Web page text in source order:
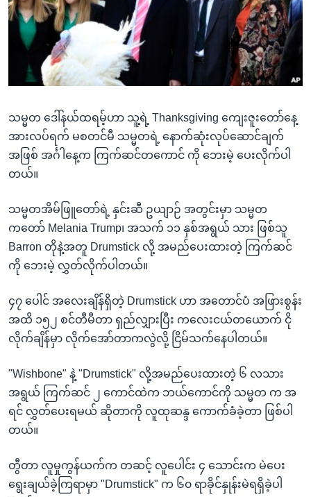
အ
ညွန်း
စာမျက်နှာ
ကျော်
ရန်
ရှာဖွေ
ရန်
နေရာ
ကျော်
ရန်
သုတပဒေသာ အင်္ဂလိပ်စာ
Learning English
ဗွီအိုအေ လူမှုကွန်ယက်များ
ဘာသာစကားများ
သမ္မတ ဒေါ်နယ်ထရမ့်ဟာ သူ့ရဲ့ Thanksgiving ကျေးဇူးတော်နေ့
အားလပ်ရက် မစတင်မီ သမ္မတရဲ့ နောက်ဆုံးလုပ်ဆောင်ချက်
အဖြစ် အင်္ဂါနေ့က ကြက်ဆင်တကောင် ကို ဘေးမဲ့ ပေးလိုက်ပါ
တယ်။
သမ္မတအိမ်ဖြူတော်ရဲ့ နှင်းဆီ ဥယျာဉ် အတွင်းမှာ သမ္မတ
ကတော် Melania Trump၊ အသက် ၁၁ နှစ်အရွယ် သား ဖြစ်သူ
Barron တိုနဲ့အတူ Drumstick လို့ အမည်ပေးထားတဲ့ ကြက်ဆင်
ကို ဘေးမဲ့ လွှတ်လိုက်ပါတယ်။
၄၇ ပေါင် အလေးချိန်ရှိတဲ့ Drumstick ဟာ အတောင်ပံ အဖြားစွန်း
အထိ ၁၅၂ စင်တီမီတာ ရှည်လျှားပြီး ကလေးငယ်တယောက် ငို
လိုက်ချိန်မှာ လိုက်အော်တာကလွဲလို့ ငြိမ်သက်နေပါတယ်။
"Wishbone" နဲ့ "Drumstick" လို့အမည်ပေးထားတဲ့ ၆ လသား
အရွယ် ကြက်ဆင် ၂ ကောင်ထဲက ဘယ်ကောင်ကို သမ္မတ က အ
ရင် လွှတ်ပေးရမယ် ဆိုတာကို လူထုဆန္ဒ ကောက်ခံခဲ့တာ ဖြစ်ပါ
တယ်။
တွီတာ လူမှုကွန်ယက်က တဆင့် လူပေါင်း ၄ သောင်းက မဲပေး
ရွေးချယ်ခဲ့ကြရာမှာ "Drumstick" က ၆၀ ရာခိုင်နှုန်းမဲရရှိခဲ့ပါ